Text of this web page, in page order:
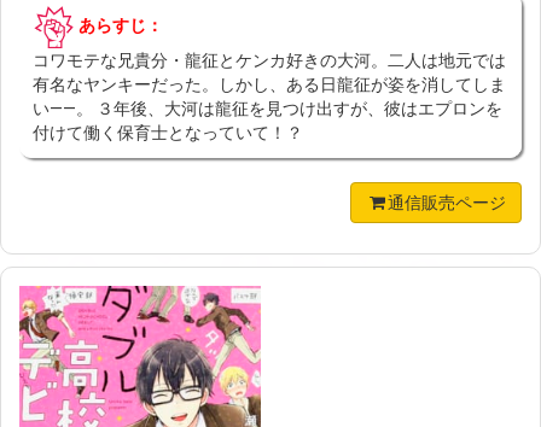
あらすじ：
コワモテな兄貴分・龍征とケンカ好きの大河。二人は地元では
有名なヤンキーだった。しかし、ある日龍征が姿を消してしま
い――。 ３年後、大河は龍征を見つけ出すが、彼はエプロンを
付けて働く保育士となっていて！？
通信販売ページ